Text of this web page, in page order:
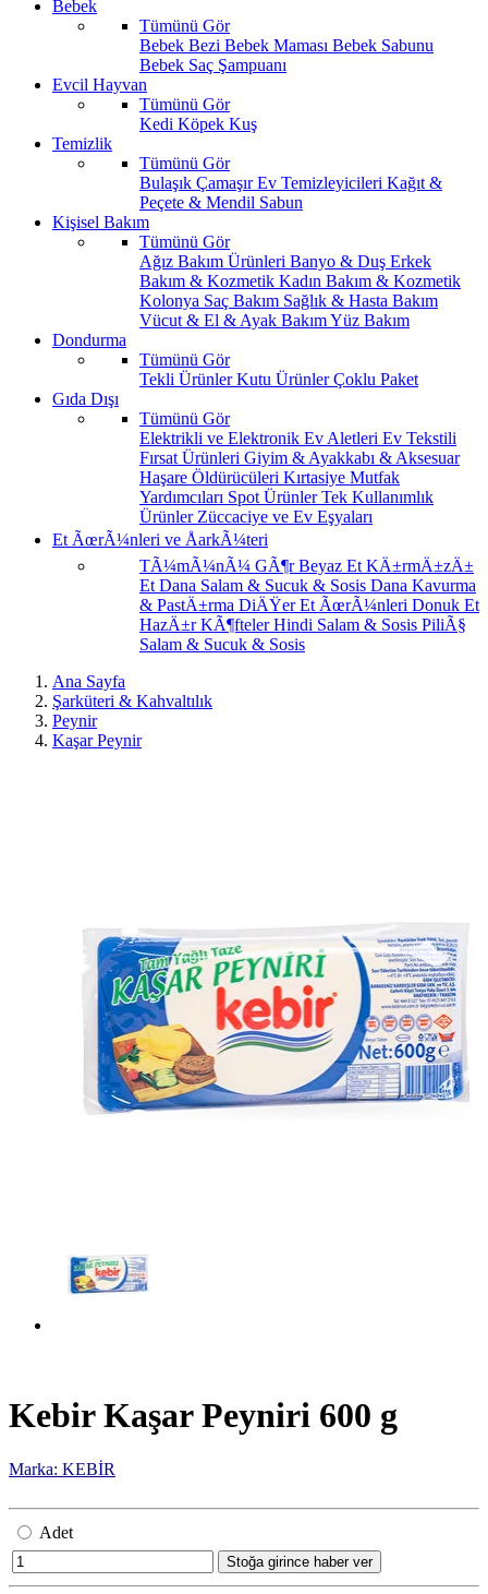
Bebek
Tümünü Gör
Bebek Bezi Bebek Maması Bebek Sabunu
Bebek Saç Şampuanı
Evcil Hayvan
Tümünü Gör
Kedi Köpek Kuş
Temizlik
Tümünü Gör
Bulaşık ÇamaşırEv Temizleyicileri Kağıt &
Peçete & Mendil Sabun
Kişisel Bakım
Tümünü Gör
Ağız Bakım Ürünleri Banyo & Duş Erkek
Bakım & Kozmetik Kadın Bakım & Kozmetik
Kolonya Saç Bakım Sağlık & Hasta Bakım
Vücut & El & Ayak BakımYüz Bakım
Dondurma
Tümünü Gör
Tekli ÜrünlerKutu ÜrünlerÇoklu Paket
Gıda Dışı
Tümünü Gör
Elektrikli ve Elektronik Ev Aletleri Ev Tekstili
Fırsat Ürünleri Giyim & Ayakkabı & Aksesuar
Haşare Öldürücüleri Kırtasiye Mutfak
Yardımcıları Spot ÜrünlerTek Kullanımlık
Ürünler Züccaciye ve Ev Eşyaları
Et ÃœrÃ¼nleri ve ÅarkÃ¼teri
TÃ¼mÃ¼nÃ¼ GÃ¶rBeyaz Et KÄ±rmÄ±zÄ±
Et Dana Salam & Sucuk & Sosis Dana Kavurma
& PastÄ±rma DiÄŸer Et ÃœrÃ¼nleri Donuk Et
HazÄ±r KÃ¶ftelerHindi Salam & Sosis PiliÃ§
Salam & Sucuk & Sosis
Ana Sayfa
Şarküteri & Kahvaltılık
Peynir
Kaşar Peynir
Kebir Kaşar Peyniri 600 g
Marka: KEBİR
Adet
Stoğa girince haber ver